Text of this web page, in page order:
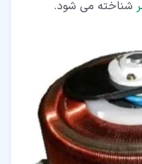
شناخته می شود.